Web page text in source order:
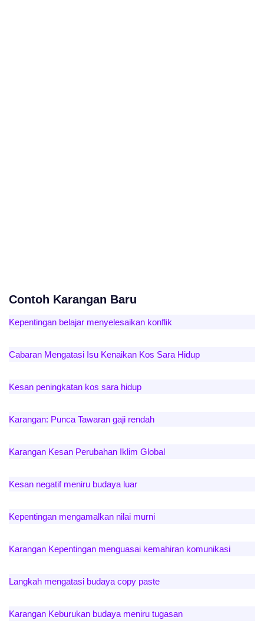
Contoh Karangan Baru
Kepentingan belajar menyelesaikan konflik
Cabaran Mengatasi Isu Kenaikan Kos Sara Hidup
Kesan peningkatan kos sara hidup
Karangan: Punca Tawaran gaji rendah
Karangan Kesan Perubahan Iklim Global
Kesan negatif meniru budaya luar
Kepentingan mengamalkan nilai murni
Karangan Kepentingan menguasai kemahiran komunikasi
Langkah mengatasi budaya copy paste
Karangan Keburukan budaya meniru tugasan